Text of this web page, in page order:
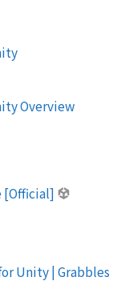
Overview
[Official]
Unity | Grabbles